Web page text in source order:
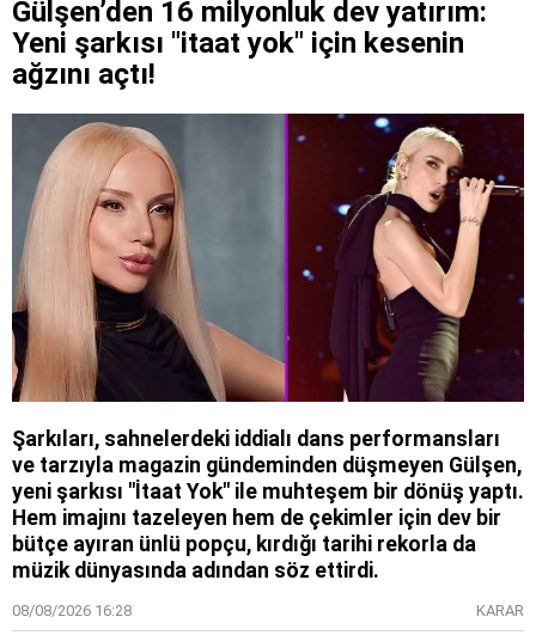
Gülşen’den 16 milyonluk dev yatırım:
Yeni şarkısı "itaat yok" için kesenin
ağzını açtı!
Şarkıları, sahnelerdeki iddialı dans performansları
ve tarzıyla magazin gündeminden düşmeyen Gülşen,
yeni şarkısı "İtaat Yok" ile muhteşem bir dönüş yaptı.
Hem imajını tazeleyen hem de çekimler için dev bir
bütçe ayıran ünlü popçu, kırdığı tarihi rekorla da
müzik dünyasında adından söz ettirdi.
08/08/2026 16:28 KARAR